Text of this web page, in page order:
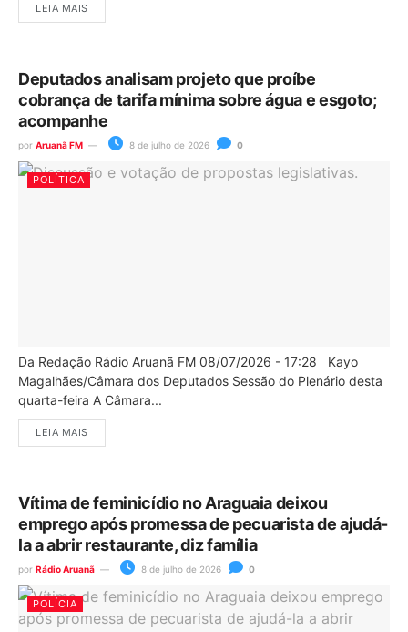
LEIA MAIS
Deputados analisam projeto que proíbe
cobrança de tarifa mínima sobre água e esgoto;
acompanhe
por Aruanã FM 8 de julho de 2026 0
POLÍTICA
Da Redação Rádio Aruanã FM 08/07/2026 - 17:28 Kayo
Magalhães/Câmara dos Deputados Sessão do Plenário desta
quarta-feira A Câmara...
LEIA MAIS
Vítima de feminicídio no Araguaia deixou
emprego após promessa de pecuarista de ajudá-
la a abrir restaurante, diz família
por Rádio Aruanã 8 de julho de 2026 0
POLÍCIA